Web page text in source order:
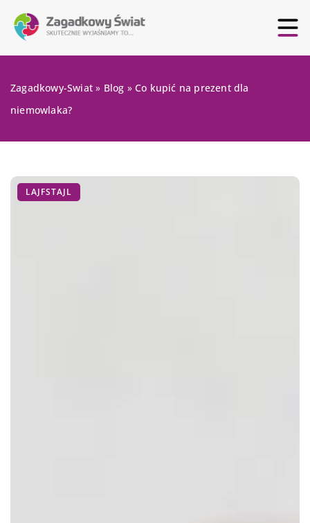
Zagadkowy-Swiat » Blog »Co kupić na prezent dla
niemowlaka?
LAJFSTAJL